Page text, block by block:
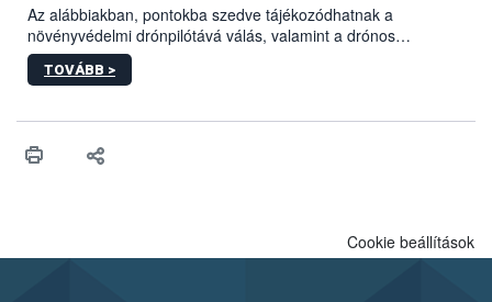
feltételeiről
Az alábbiakban, pontokba szedve tájékozódhatnak a
növényvédelmi drónpilótává válás, valamint a drónos
növényvédelmi és tápanyag-gazdálkodási tevékenység
végzésének legfontosabb feltételeiről*.
TOVÁBB >
Cookie beállítások